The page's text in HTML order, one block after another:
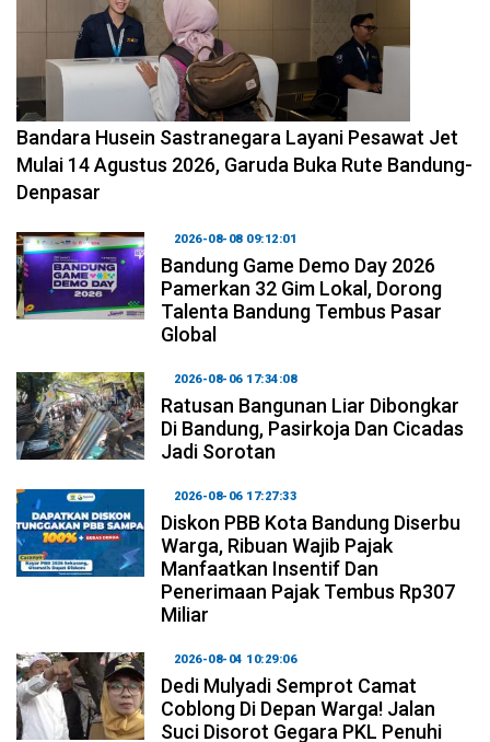
2026-08-08 11:12:29
Bandara Husein Sastranegara Layani Pesawat Jet
Mulai 14 Agustus 2026, Garuda Buka Rute Bandung-
Denpasar
2026-08-08 09:12:01
Bandung Game Demo Day 2026
Pamerkan 32 Gim Lokal, Dorong
Talenta Bandung Tembus Pasar
Global
2026-08-06 17:34:08
Ratusan Bangunan Liar Dibongkar
Di Bandung, Pasirkoja Dan Cicadas
Jadi Sorotan
2026-08-06 17:27:33
Diskon PBB Kota Bandung Diserbu
Warga, Ribuan Wajib Pajak
Manfaatkan Insentif Dan
Penerimaan Pajak Tembus Rp307
Miliar
2026-08-04 10:29:06
Dedi Mulyadi Semprot Camat
Coblong Di Depan Warga! Jalan
Suci Disorot Gegara PKL Penuhi